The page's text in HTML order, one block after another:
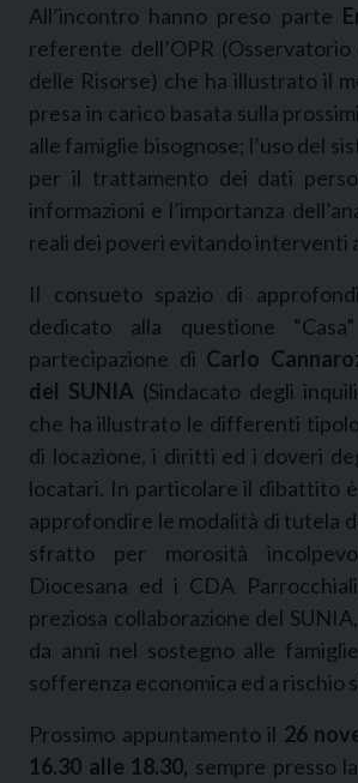
All’incontro hanno preso parte
referente dell’OPR
delle Risorse) che ha illustrato il
presa in carico basata sulla
alle famiglie bisognose; l’uso del
per il trattamento dei dati
informazioni e l’importanza
reali dei poveri evitando interventi
Il consueto spazio di
dedicato alla questione
partecipazione di Carlo
del SUNIA (Sindacato degli
che ha illustrato le differenti
di locazione, i diritti ed i doveri
locatari. In particolare il dibattito
approfondire le modalità di tutela
sfratto per morosità
Diocesana ed i CDA
preziosa collaborazione del
da anni nel sostegno alle
sofferenza economica ed a rischio
Prossimo appuntamento il 26
16.30 alle 18.30, sempre presso